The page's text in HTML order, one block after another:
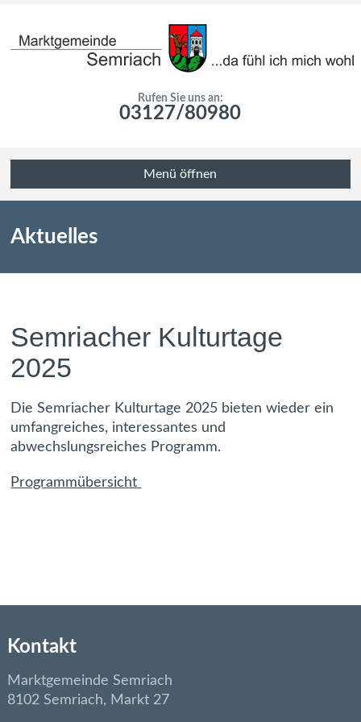
Rufen Sie uns an:
03127/80980
Menü öffnen
Aktuelles
Semriacher Kulturtage
2025
Die Semriacher Kulturtage 2025 bieten wieder ein
umfangreiches, interessantes und
abwechslungsreiches Programm.
Programmübersicht
Kontakt
Marktgemeinde Semriach
8102 Semriach, Markt 27